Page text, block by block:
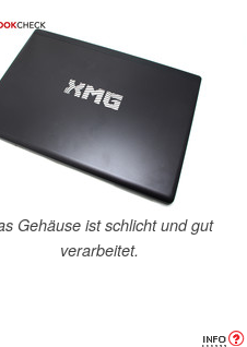
Gehäuse ist schlicht und gut
verarbeitet.